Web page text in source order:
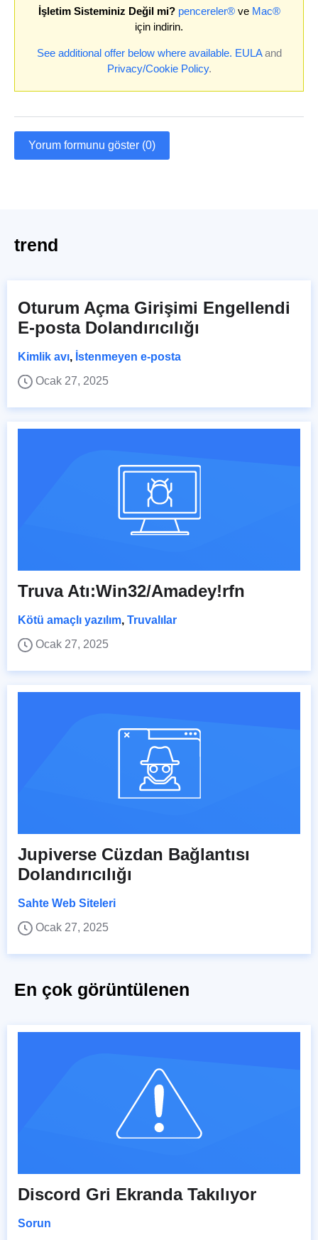
İşletim Sisteminiz Değil mi? pencereler®ve Mac®
için indirin.
See additional offer below where available. EULAand
Privacy/Cookie Policy.
Yorum formunu göster (0)
trend
Oturum Açma Girişimi Engellendi
E-posta Dolandırıcılığı
Kimlik avı, İstenmeyen e-posta
Ocak 27, 2025
Truva Atı:Win32/Amadey!rfn
Kötü amaçlı yazılım, Truvalılar
Ocak 27, 2025
Jupiverse Cüzdan Bağlantısı
Dolandırıcılığı
Sahte Web Siteleri
Ocak 27, 2025
En çok görüntülenen
Discord Gri Ekranda Takılıyor
Sorun